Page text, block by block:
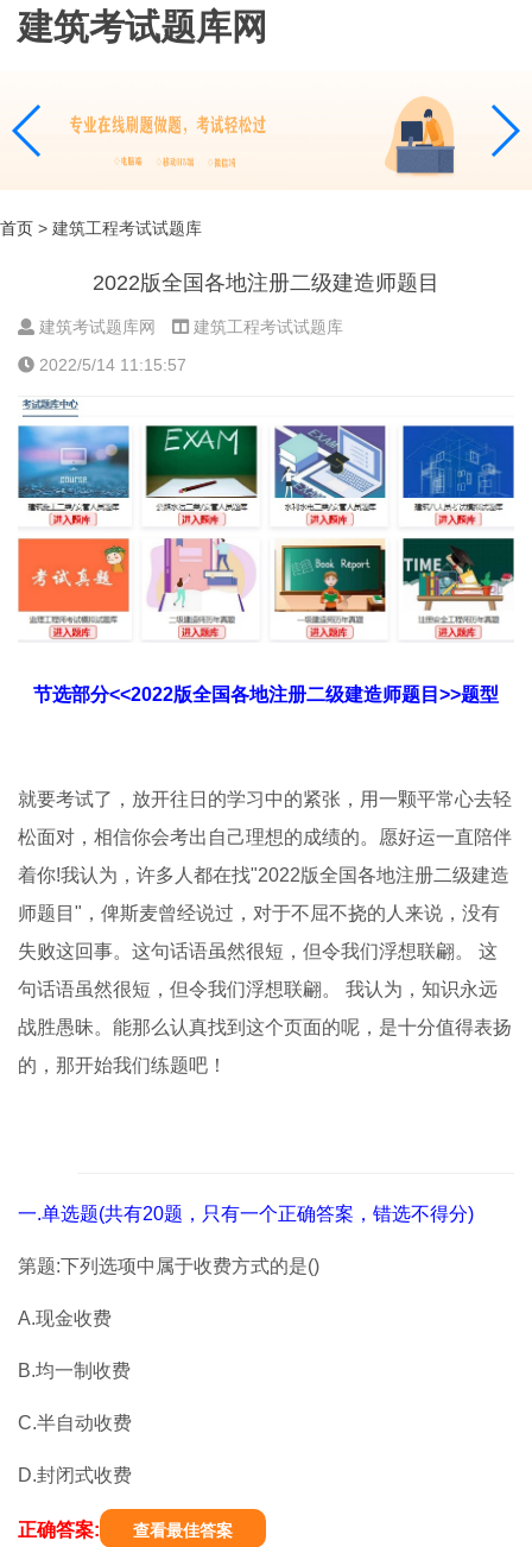
建筑考试题库网
首页 > 建筑工程考试试题库
2022版全国各地注册二级建造师题目
建筑考试题库网
建筑工程考试试题库
2022/5/14 11:15:57
节选部分<<2022版全国各地注册二级建造师题目>>题型
就要考试了，放开往日的学习中的紧张，用一颗平常心去轻
松面对，相信你会考出自己理想的成绩的。愿好运一直陪伴
着你!我认为，许多人都在找"2022版全国各地注册二级建造
师题目"，俾斯麦曾经说过，对于不屈不挠的人来说，没有
失败这回事。这句话语虽然很短，但令我们浮想联翩。 这
句话语虽然很短，但令我们浮想联翩。 我认为，知识永远
战胜愚昧。能那么认真找到这个页面的呢，是十分值得表扬
的，那开始我们练题吧！
一.单选题(共有20题，只有一个正确答案，错选不得分)
第题:下列选项中属于收费方式的是()
A.现金收费
B.均一制收费
C.半自动收费
D.封闭式收费
正确答案: 查看最佳答案